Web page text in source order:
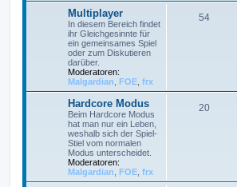
Multiplayer
In diesem Bereich findet
ihr Gleichgesinnte für
ein gemeinsames Spiel
oder zum Diskutieren
darüber.
Moderatoren:
Malgardian
FOE frx
54
Hardcore Modus
Beim Hardcore Modus
hat man nur ein Leben,
weshalb sich der Spiel-
Stiel vom normalen
Modus unterscheidet.
Moderatoren:
Malgardian FOE frx
20